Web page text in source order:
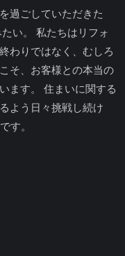
過ごしていただきた
い。 私たちはリフォ
わりではなく、むしろ
そ、お客様との本当の
ます。 住まいに関する
よう日々挑戦し続け
す。